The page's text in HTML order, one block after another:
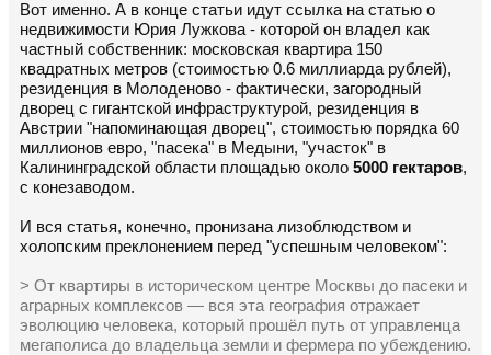
Вот именно. А в конце статьи идут ссылка на статью о
недвижимости Юрия Лужкова - которой он владел как
частный собственник: московская квартира 150
квадратных метров (стоимостью 0.6 миллиарда рублей),
резиденция в Молоденово - фактически, загородный
дворец с гигантской инфраструктурой, резиденция в
Австрии "напоминающая дворец", стоимостью порядка 60
миллионов евро, "пасека" в Медыни, "участок" в
Калининградской области площадью около 5000 гектаров,
с конезаводом.
И вся статья, конечно, пронизана лизоблюдством и
холопским преклонением перед "успешным человеком":
> От квартиры в историческом центре Москвы до пасеки и
аграрных комплексов — вся эта география отражает
эволюцию человека, который прошёл путь от управленца
мегаполиса до владельца земли и фермера по убеждению.